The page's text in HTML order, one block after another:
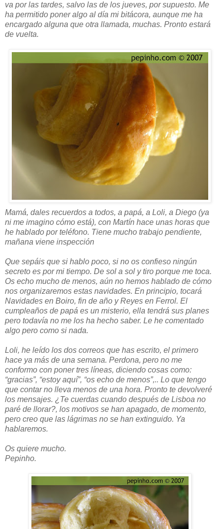
va por las tardes, salvo las de los jueves, por supuesto. Me
ha permitido poner algo al día mi bitácora, aunque me ha
encargado alguna que otra llamada, muchas. Pronto estará
de vuelta.
Mamá, dales recuerdos a todos, a papá, a Loli, a Diego (ya
ni me imagino cómo está), con Martín hace unas horas que
he hablado por teléfono. Tiene mucho trabajo pendiente,
mañana viene inspección
Que sepáis que si hablo poco, si no os confieso ningún
secreto es por mi tiempo. De sol a sol y tiro porque me toca.
Os echo mucho de menos, aún no hemos hablado de cómo
nos organizaremos estas navidades. En principio, tocará
Navidades en Boiro, fin de año y Reyes en Ferrol. El
cumpleaños de papá es un misterio, ella tendrá sus planes
pero todavía no me los ha hecho saber. Le he comentado
algo pero como si nada.
Loli, he leído los dos correos que has escrito, el primero
hace ya más de una semana. Perdona, pero no me
conformo con poner tres líneas, diciendo cosas como:
“gracias”, “estoy aquí”, “os echo de menos”,.. Lo que tengo
que contar no lleva menos de una hora. Pronto te devolveré
los mensajes. ¿Te cuerdas cuando después de Lisboa no
paré de llorar?, los motivos se han apagado, de momento,
pero creo que las lágrimas no se han extinguido. Ya
hablaremos.
Os quiere mucho.
Pepinho.